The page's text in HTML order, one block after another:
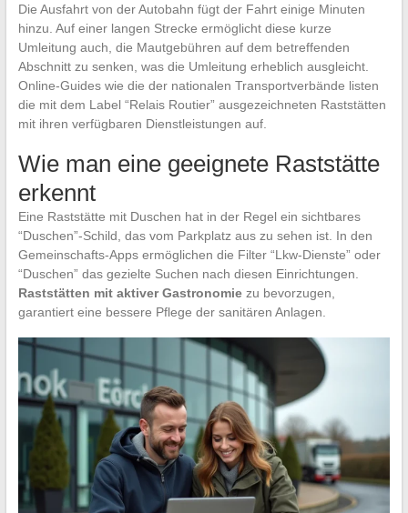
Die Ausfahrt von der Autobahn fügt der Fahrt einige Minuten
hinzu. Auf einer langen Strecke ermöglicht diese kurze
Umleitung auch, die Mautgebühren auf dem betreffenden
Abschnitt zu senken, was die Umleitung erheblich ausgleicht.
Online-Guides wie die der nationalen Transportverbände listen
die mit dem Label “Relais Routier” ausgezeichneten Raststätten
mit ihren verfügbaren Dienstleistungen auf.
Wie man eine geeignete Raststätte
erkennt
Eine Raststätte mit Duschen hat in der Regel ein sichtbares
“Duschen”-Schild, das vom Parkplatz aus zu sehen ist. In den
Gemeinschafts-Apps ermöglichen die Filter “Lkw-Dienste” oder
“Duschen” das gezielte Suchen nach diesen Einrichtungen.
Raststätten mit aktiver Gastronomiezu bevorzugen,
garantiert eine bessere Pflege der sanitären Anlagen.